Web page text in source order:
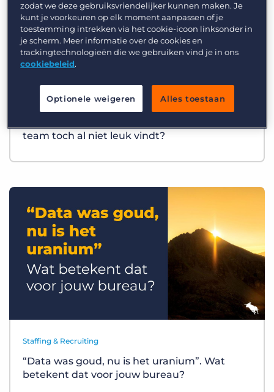
Best Practices
team toch al niet leuk vindt?
Staffing & Recruiting
“Data was goud, nu is het uranium”. Wat
betekent dat voor jouw bureau?
zodat we deze gebruiksvriendelijker kunnen maken. Je
kunt je voorkeuren op elk moment aanpassen of je
toestemming intrekken via het cookie-icoon linksonder in
je scherm. Meer informatie over de cookies en
trackingtechnologieën die we gebruiken vind je in ons
cookiebeleid.
Optionele weigeren Alles toestaan